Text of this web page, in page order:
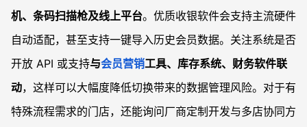
机、条码扫描枪及线上平台。优质收银软件会支持主流硬件
自动适配，甚至支持一键导入历史会员数据。关注系统是否
开放 API 或支持与会员营销工具、库存系统、财务软件联
动，这样可以大幅度降低切换带来的数据管理风险。对于有
特殊流程需求的门店，还能询问厂商定制开发与多店协同方